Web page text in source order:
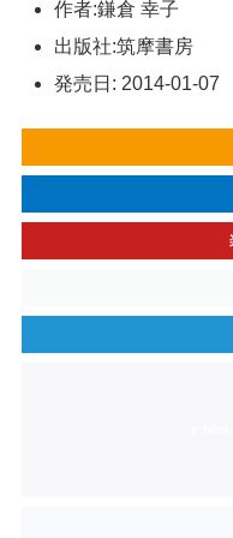
作者:鎌倉 幸子
出版社:筑摩書房
発売日: 2014-01-07